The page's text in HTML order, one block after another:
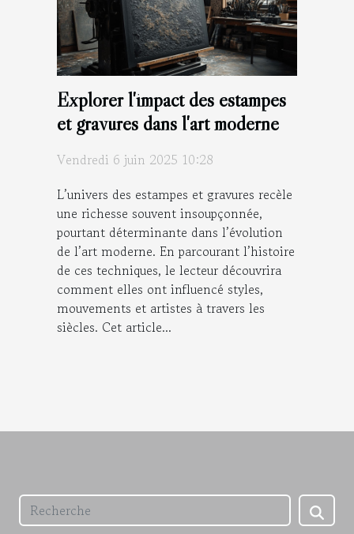
Explorer l'impact des estampes
et gravures dans l'art moderne
Vendredi 6 juin 2025 10:28
L’univers des estampes et gravures recèle
une richesse souvent insoupçonnée,
pourtant déterminante dans l’évolution
de l’art moderne. En parcourant l’histoire
de ces techniques, le lecteur découvrira
comment elles ont influencé styles,
mouvements et artistes à travers les
siècles. Cet article...